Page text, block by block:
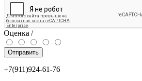
Оценка /
Отправить
+7(911)924-61-76